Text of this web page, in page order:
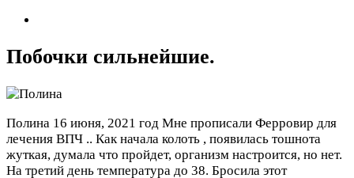
Побочки сильнейшие.
Полина 16 июня, 2021 год Мне прописали Ферровир для
лечения ВПЧ .. Как начала колоть , появилась тошнота
жуткая, думала что пройдет, организм настроится, но нет.
На третий день температура до 38. Бросила этот